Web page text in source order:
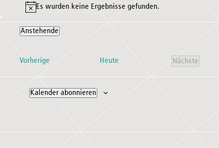
Hinweis
Es wurden keine Ergebnisse gefunden.
Anstehende
VorherigeVeranstaltungenHeute
Nächste
Kalender abonnieren